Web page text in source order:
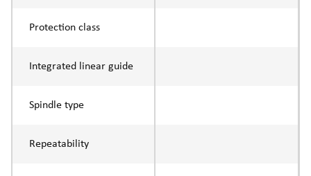
Protection class
Integrated linear guide
Spindle type
Repeatability